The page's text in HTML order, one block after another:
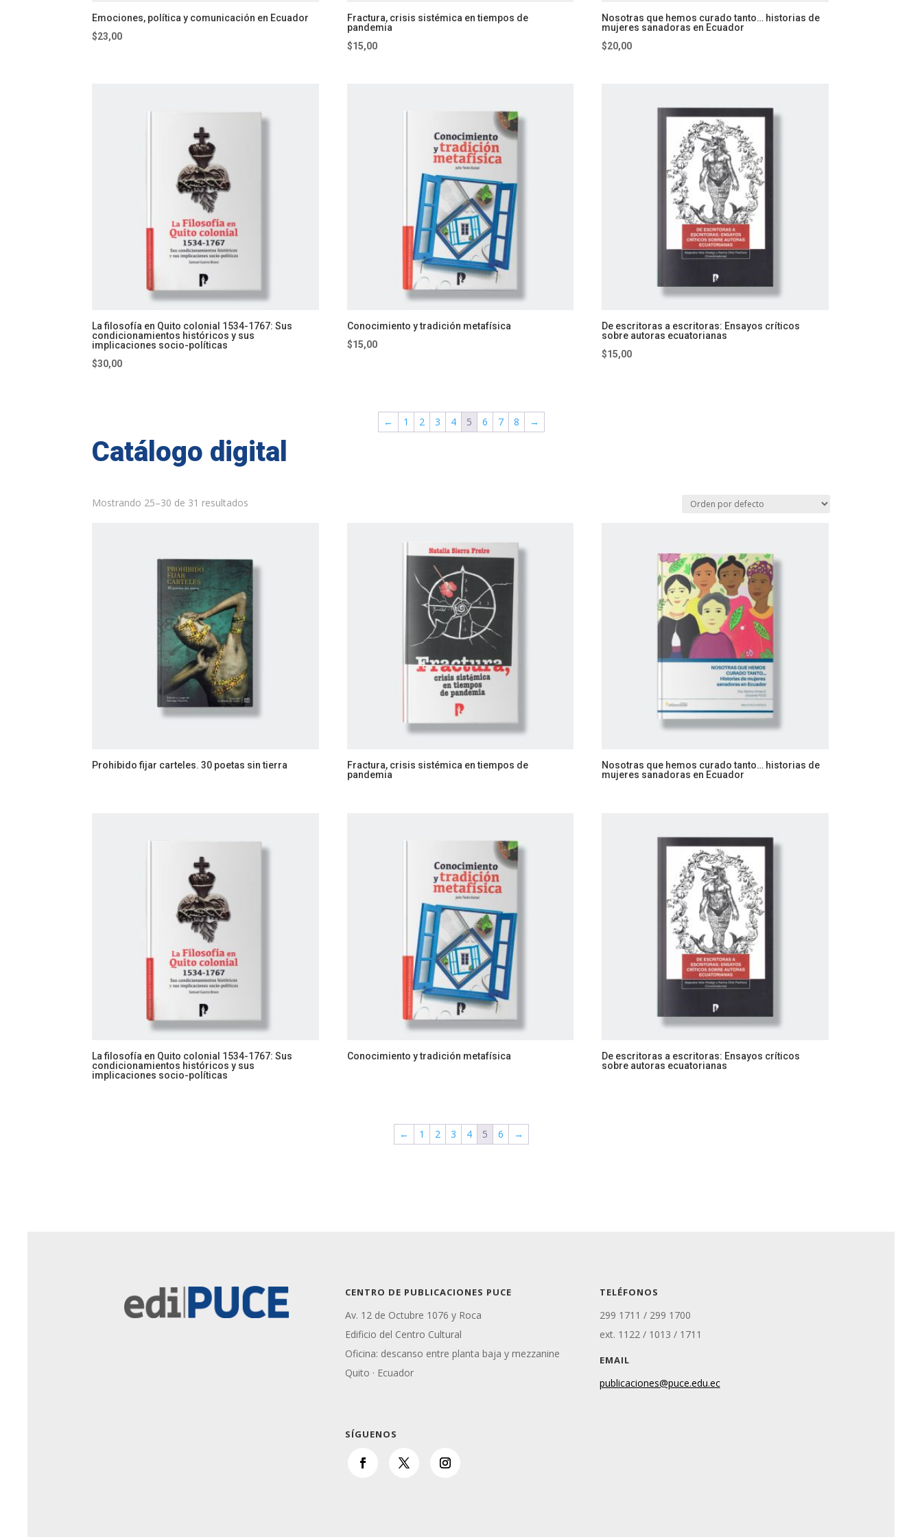
Emociones, política y comunicación en Ecuador
$23,00
Fractura, crisis sistémica en tiempos de
pandemia
$15,00
Nosotras que hemos curado tanto… historias de
mujeres sanadoras en Ecuador
$20,00
La filosofía en Quito colonial 1534-1767: Sus
condicionamientos históricos y sus
implicaciones socio-políticas
$30,00
Conocimiento y tradición metafísica
$15,00
De escritoras a escritoras: Ensayos críticos
sobre autoras ecuatorianas
$15,00
← 1 2 3 4 5 6 7 8 →
Catálogo digital
Mostrando 25–30 de 31 resultados
Prohibido fijar carteles. 30 poetas sin tierra
Fractura, crisis sistémica en tiempos de
pandemia
Nosotras que hemos curado tanto… historias de
mujeres sanadoras en Ecuador
La filosofía en Quito colonial 1534-1767: Sus
condicionamientos históricos y sus
implicaciones socio-políticas
Conocimiento y tradición metafísica
De escritoras a escritoras: Ensayos críticos
sobre autoras ecuatorianas
← 1 2 3 4 5 6 →
CENTRO DE PUBLICACIONES PUCE
Av. 12 de Octubre 1076 y Roca
Edificio del Centro Cultural
Oficina: descanso entre planta baja y mezzanine
Quito · Ecuador
TELÉFONOS
299 1711 / 299 1700
ext. 1122 / 1013 / 1711
EMAIL
publicaciones@puce.edu.ec
SÍGUENOS